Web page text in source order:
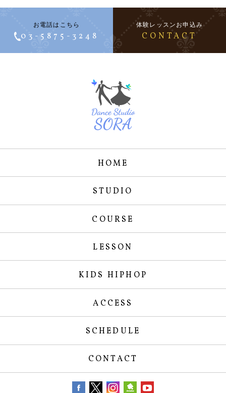
お電話はこちら
03-5875-3248
体験レッスンお申込み
CONTACT
HOME
STUDIO
COURSE
LESSON
KIDS HIPHOP
ACCESS
SCHEDULE
CONTACT